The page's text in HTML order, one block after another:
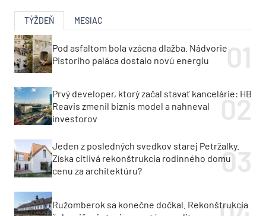
TÝŽDEŇ MESIAC
Pod asfaltom bola vzácna dlažba. Nádvorie
Pistoriho paláca dostalo novú energiu
Prvý developer, ktorý začal stavať kancelárie: HB
Reavis zmenil biznis model a nahneval
investorov
Jeden z posledných svedkov starej Petržalky.
Získa citlivá rekonštrukcia rodinného domu
cenu za architektúru?
Ružomberok sa konečne dočkal. Rekonštrukcia